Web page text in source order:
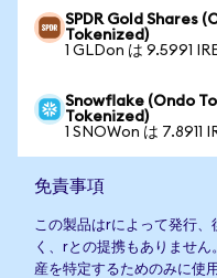
SPDR Gold Shares
Tokenized)
1 GLDon は 9.5991
Snowflake (Ondo
Tokenized)
1 SNOWon は 7.8911
免責事項
この製品はrによって発行
く、rとの提携もありませ
産を特定するためのみに使